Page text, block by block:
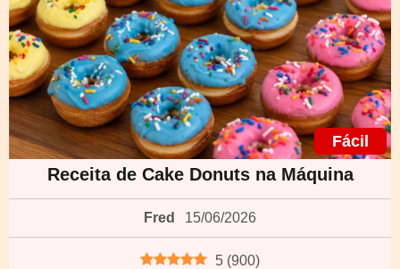
Fácil
Receita de Cake Donuts na Máquina
Fred 15/06/2026
5 (900)